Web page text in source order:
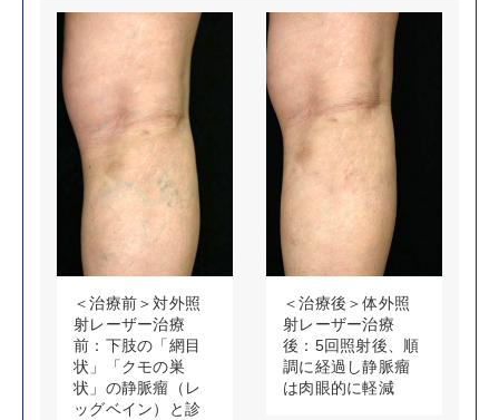
＜治療前＞対外照
射レーザー治療
前：下肢の「網目
状」「クモの巣
状」の静脈瘤（レ
ッグベイン）と診
＜治療後＞体外照
射レーザー治療
後：5回照射後、順
調に経過し静脈瘤
は肉眼的に軽減